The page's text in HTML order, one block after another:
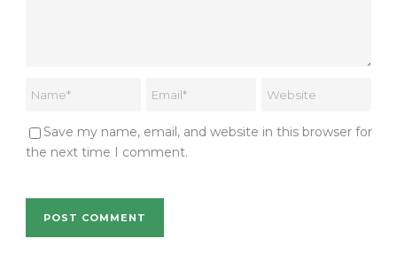
Save my name, email, and website in this browser for
the next time I comment.